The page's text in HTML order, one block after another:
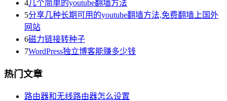
4几个简单的youtube翻墙方法
5分享几种长期可用的youtube翻墙方法,免费翻墙上国外
网站
6磁力链接转种子
7WordPress独立博客能赚多少钱
热门文章
路由器和无线路由器怎么设置